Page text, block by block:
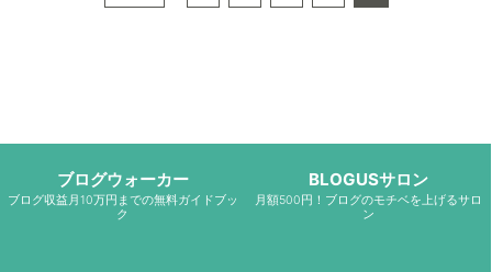
ブログウォーカー
ブログ収益月10万円までの無料ガイドブッ
ク
BLOGUSサロン
月額500円！ブログのモチベを上げるサロ
ン